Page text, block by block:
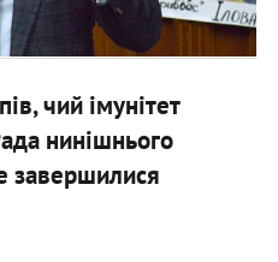
чий імунітет
нинішнього
завершилися